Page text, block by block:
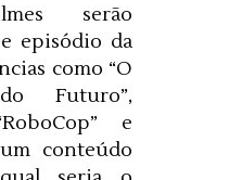
serão
episódio da
como “O
Futuro”,
e
conteúdo